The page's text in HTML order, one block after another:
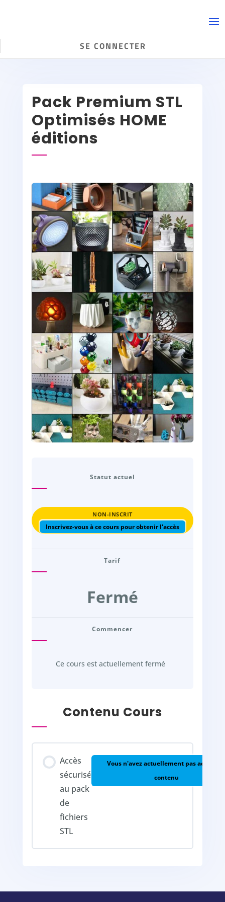
SE CONNECTER
Pack Premium STL
Optimisés HOME
éditions
Statut actuel
NON-INSCRIT
Inscrivez-vous à ce cours pour obtenir l'accès
Tarif
Fermé
Commencer
Ce cours est actuellement fermé
Contenu Cours
Accès
sécurisé
au pack
de
fichiers
STL
Vous n'avez actuellement pas accès à
contenu